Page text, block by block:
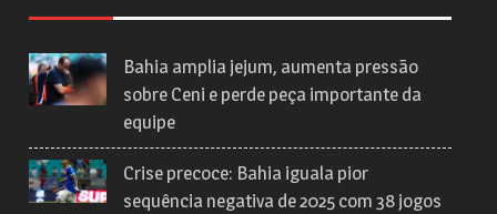
Bahia amplia jejum, aumenta pressão
sobre Ceni e perde peça importante da
equipe
Crise precoce: Bahia iguala pior
sequência negativa de 2025 com 38 jogos